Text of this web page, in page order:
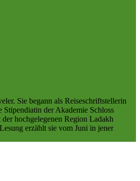
Sie begann als Reiseschriftstellerin
der Akademie Schloss
hochgelegenen Region Ladakh
erzählt sie vom Juni in jener